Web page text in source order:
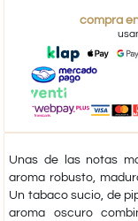
compra
Unas de las notas
aroma robusto,
Un tabaco sucio, de
aroma oscuro